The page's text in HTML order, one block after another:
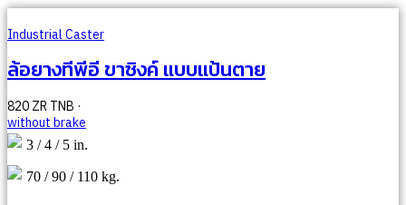
Industrial Caster
ล้อยางทีพีอี ขาซิงค์ แบบแป้นตาย
820 ZR TNB ·
without brake
3 / 4 / 5 in.
70 / 90 / 110 kg.